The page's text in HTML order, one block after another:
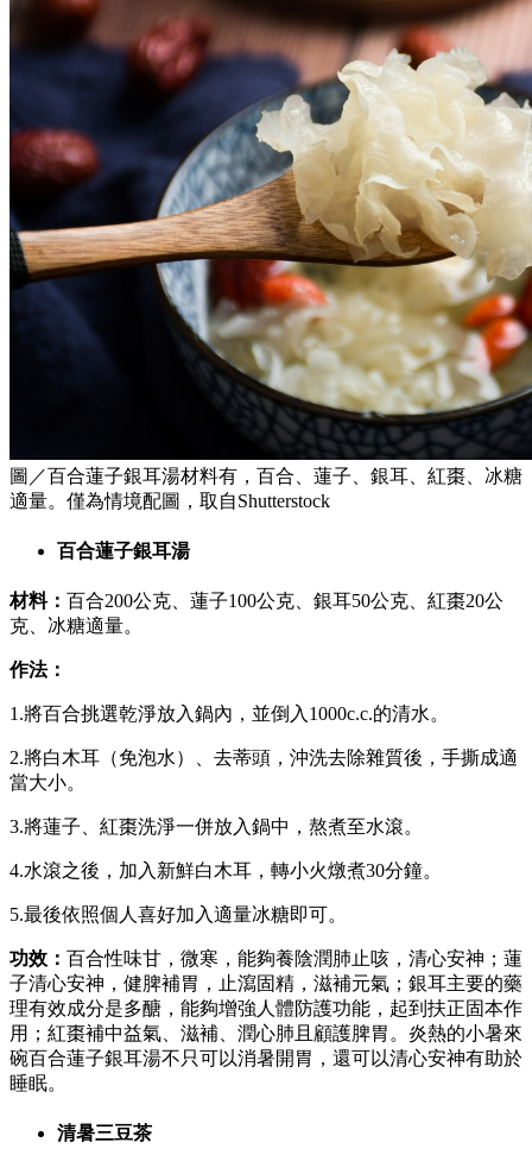
圖／百合蓮子銀耳湯材料有，百合、蓮子、銀耳、紅棗、冰糖
適量。僅為情境配圖，取自Shutterstock
百合蓮子銀耳湯
材料： 百合200公克、蓮子100公克 、銀耳50公克 、紅棗20公
克 、冰糖適量。
作法：
1.將百合挑選乾淨放入鍋內，並倒入1000c.c.的清水。
2.將白木耳（免泡水）、去蒂頭，沖洗去除雜質後，手撕成適
當大小。
3.將蓮子、紅棗洗淨一併放入鍋中，熬煮至水滾。
4.水滾之後，加入新鮮白木耳，轉小火燉煮30分鐘。
5.最後依照個人喜好加入適量冰糖即可。
功效： 百合性味甘，微寒，能夠養陰潤肺止咳，清心安神；蓮
子清心安神，健脾補胃，止瀉固精，滋補元氣； 銀耳主要的藥
理有效成分是多醣，能夠增強人體防護功能，起到扶正固本作
用；紅棗補中益氣、滋補、潤心肺且顧護脾胃。炎熱的小暑來
碗百合蓮子銀耳湯不只可以消暑開胃，還可以清心安神有助於
睡眠。
清暑三豆茶